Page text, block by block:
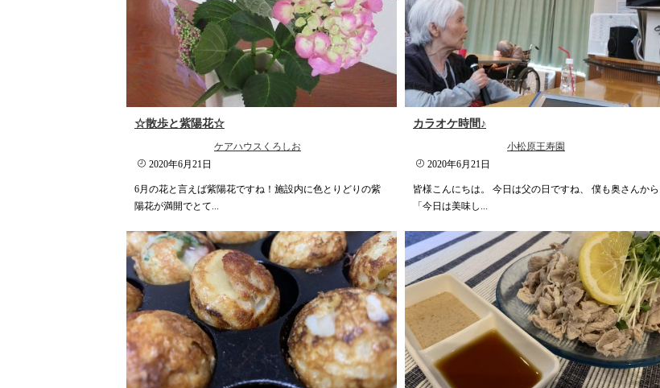
☆散歩と紫陽花☆
ケアハウスくろしお
2020年6月21日
6月の花と言えば紫陽花ですね！施設内に色とりどりの紫
陽花が満開でとて...
カラオケ時間♪
小松原王寿園
2020年6月21日
皆様こんにちは。 今日は父の日ですね、 僕も奥さんから
「今日は美味し...